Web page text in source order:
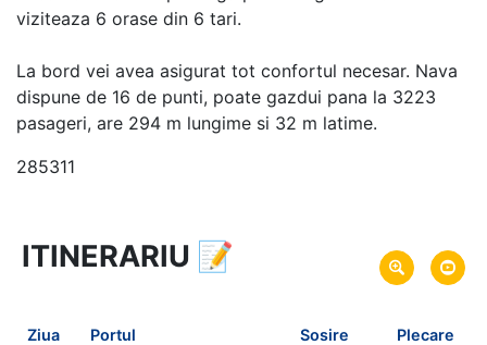
viziteaza 6 orase din 6 tari.
La bord vei avea asigurat tot confortul necesar. Nava
dispune de 16 de punti, poate gazdui pana la 3223
pasageri, are 294 m lungime si 32 m latime.
285311
8 zile vacanta de croaziera in
link oferta
Plecare pe 15 Aug 2026 din Copenhaga, Danemarca
ITINERARIU 📝
Ziua Portul Sosire Plecare